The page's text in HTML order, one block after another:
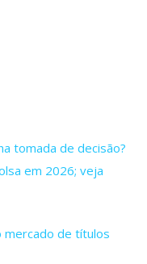
tomada de decisão?
em 2026; veja
mercado de títulos